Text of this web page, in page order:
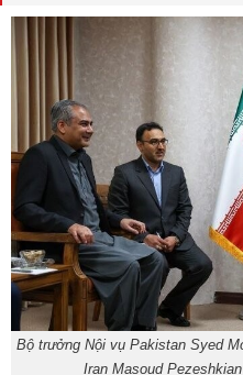
Bộ trưởng Nội vụ Pakistan Syed
Iran Masoud